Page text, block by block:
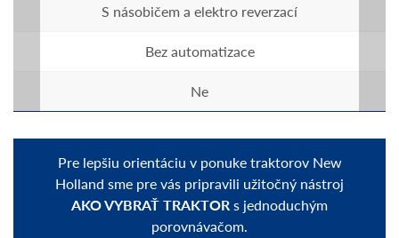
S násobičem a elektro reverzací
Bez automatizace
Ne
Pre lepšiu orientáciu v ponuke traktorov New
Holland sme pre vás pripravili užitočný nástroj
AKO VYBRAŤ TRAKTORs jednoduchým
porovnávačom.